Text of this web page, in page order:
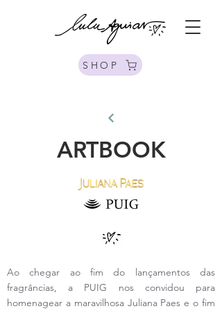
SHOP
ARTBOOK
Ao chegar ao fim do lançamentos das
fragrâncias, a PUIG nos convidou para
homenagear a maravilhosa Juliana Paes e o fim